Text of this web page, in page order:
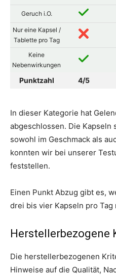
Geruch i.O.
Nur eine Kapsel /
Tablette pro Tag
Keine
Nebenwirkungen
Punktzahl 4/5
In dieser Kategorie hat
abgeschlossen. Die Kapseln
sowohl im Geschmack als
konnten wir bei unserer
feststellen.
Einen Punkt Abzug gibt es,
drei bis vier Kapseln pro Tag
Herstellerbezogene
Die herstellerbezogenen
Hinweise auf die Qualität,